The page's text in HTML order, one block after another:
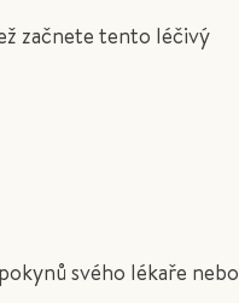
začnete tento léčivý
svého lékaře nebo